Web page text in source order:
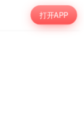
打开APP